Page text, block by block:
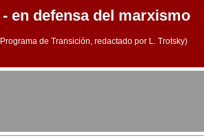
en defensa del marxismo
de Transición, redactado por L. Trotsky)